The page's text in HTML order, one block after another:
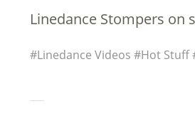
Linedance Stompers on
Linedance Videos Hot Stuff